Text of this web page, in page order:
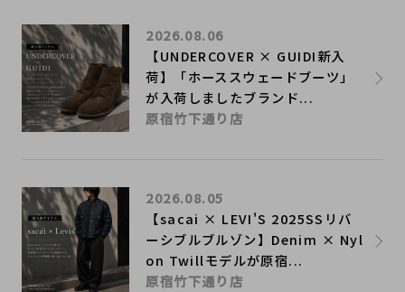
【UNDERCOVER × GUIDI新入
荷】「ホーススウェードブーツ」
が入荷しましたブランド...
2026.08.06
原宿竹下通り店
【sacai × LEVI'S 2025SSリバ
ーシブルブルゾン】Denim × Nyl
on Twillモデルが原宿...
2026.08.05
原宿竹下通り店